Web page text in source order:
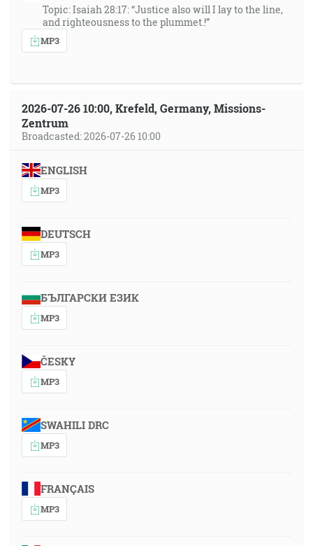
Topic: Isaiah 28:17: “Justice also will I lay to the line,
and righteousness to the plummet.!”
MP3
2026-07-26 10:00, Krefeld, Germany, Missions-
Zentrum
Broadcasted: 2026-07-26 10:00
ENGLISH
MP3
DEUTSCH
MP3
БЪЛГАРСКИ ЕЗИК
MP3
ČESKY
MP3
SWAHILI DRC
MP3
FRANÇAIS
MP3